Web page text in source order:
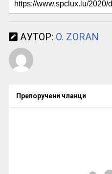
АУТОР: O. ZORAN
Препоручени чланци